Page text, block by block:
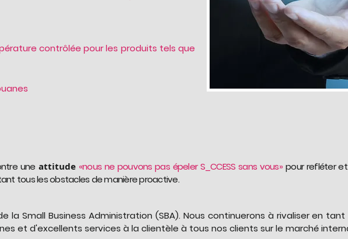
contrôlée pour les produits tels que
une attitude «nous ne pouvons pas épeler S_CCESS sans vous» pour refléter
tous les obstacles de manière proactive.
Small Business Administration (SBA). Nous continuerons à rivaliser en
et d'excellents services à la clientèle à tous nos clients sur le marché